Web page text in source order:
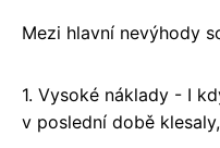
Mezi hlavní nevýhody
1. Vysoké náklady - I
v poslední době